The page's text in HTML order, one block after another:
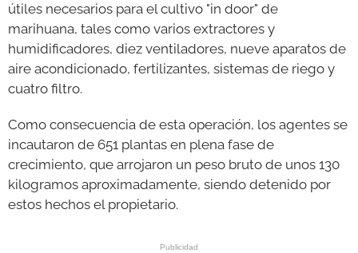
útiles necesarios para el cultivo "in door" de
marihuana, tales como varios extractores y
humidificadores, diez ventiladores, nueve aparatos de
aire acondicionado, fertilizantes, sistemas de riego y
cuatro filtro.
Como consecuencia de esta operación, los agentes se
incautaron de 651 plantas en plena fase de
crecimiento, que arrojaron un peso bruto de unos 130
kilogramos aproximadamente, siendo detenido por
estos hechos el propietario.